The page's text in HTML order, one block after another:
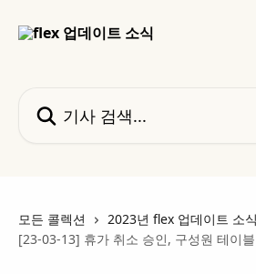
모든 콜렉션
2023년 flex 업데이트 소식
[23-03-13] 휴가 취소 승인, 구성원 테이